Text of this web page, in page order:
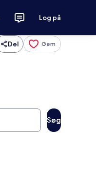
Log på
Del Gem
Søg